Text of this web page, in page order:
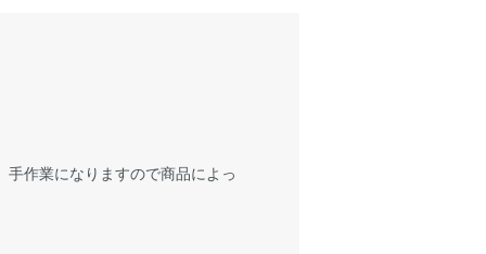
作業になりますので商品によっ